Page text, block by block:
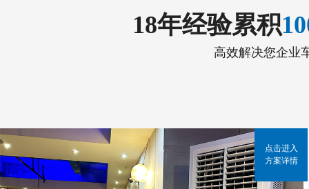
18年经验累积
高效解决您企业
点击进入
方案详情